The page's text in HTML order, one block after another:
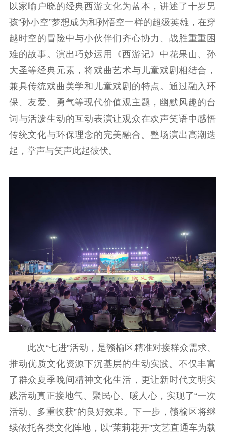
以家喻户晓的经典西游文化为蓝本，讲述了十岁男
孩“孙小空”梦想成为和孙悟空一样的超级英雄，在穿
越时空的冒险中与小伙伴们齐心协力、战胜重重困
难的故事。演出巧妙运用《西游记》中花果山、孙
大圣等经典元素，将戏曲艺术与儿童戏剧相结合，
兼具传统戏曲美学和儿童戏剧的特点。通过融入环
保、友爱、勇气等现代价值观主题，幽默风趣的台
词与活泼生动的互动表演让观众在欢声笑语中感悟
传统文化与环保理念的完美融合。整场演出高潮迭
起，掌声与笑声此起彼伏。
此次“七进”活动，是赣榆区精准对接群众需求、
推动优质文化资源下沉基层的生动实践。不仅丰富
了群众夏季晚间精神文化生活，更让新时代文明实
践活动真正接地气、聚民心、暖人心，实现了“一次
活动、多重收获”的良好效果。下一步，赣榆区将继
续依托各类文化阵地，以“茉莉花开”文艺直通车为载